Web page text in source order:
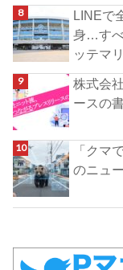
LINEで
身…す
ッテマ
株式会
ースの
「クマ
のニュ